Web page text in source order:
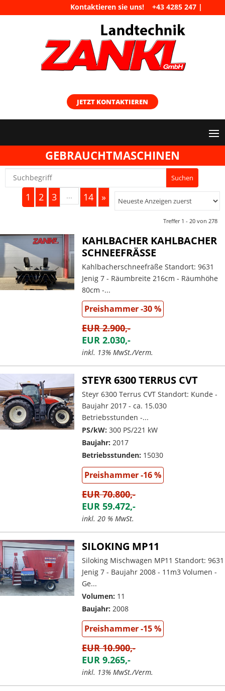
Kontaktieren sie uns!+43 4285 247 |
maschinen@landtechnik-zankl.at
JETZT KONTAKTIEREN
GEBRAUCHTMASCHINEN
1 2 3 ... 14 »
Treffer 1 - 20 von 278
KAHLBACHER KAHLBACHER
SCHNEEFRÄSSE
Kahlbacherschneefräße Standort: 9631
Jenig 7 - Räumbreite 216cm - Räumhöhe
80cm -...
Preishammer -30 %
EUR 2.900,-
EUR 2.030,-
inkl. 13% MwSt./Verm.
STEYR 6300 TERRUS CVT
Steyr 6300 Terrus CVT Standort: Kunde -
Baujahr 2017 - ca. 15.030
Betriebsstunden -...
PS/kW: 300 PS/221 kW
Baujahr: 2017
Betriebsstunden: 15030
Preishammer -16 %
EUR 70.800,-
EUR 59.472,-
inkl. 20 % MwSt.
SILOKING MP11
Siloking Mischwagen MP11 Standort: 9631
Jenig 7 - Baujahr 2008 - 11m3 Volumen -
Ge...
Volumen: 11
Baujahr: 2008
Preishammer -15 %
EUR 10.900,-
EUR 9.265,-
inkl. 13% MwSt./Verm.